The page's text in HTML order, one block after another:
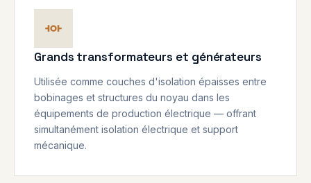
Grands transformateurs et générateurs
Utilisée comme couches d'isolation épaisses entre
bobinages et structures du noyau dans les
équipements de production électrique — offrant
simultanément isolation électrique et support
mécanique.